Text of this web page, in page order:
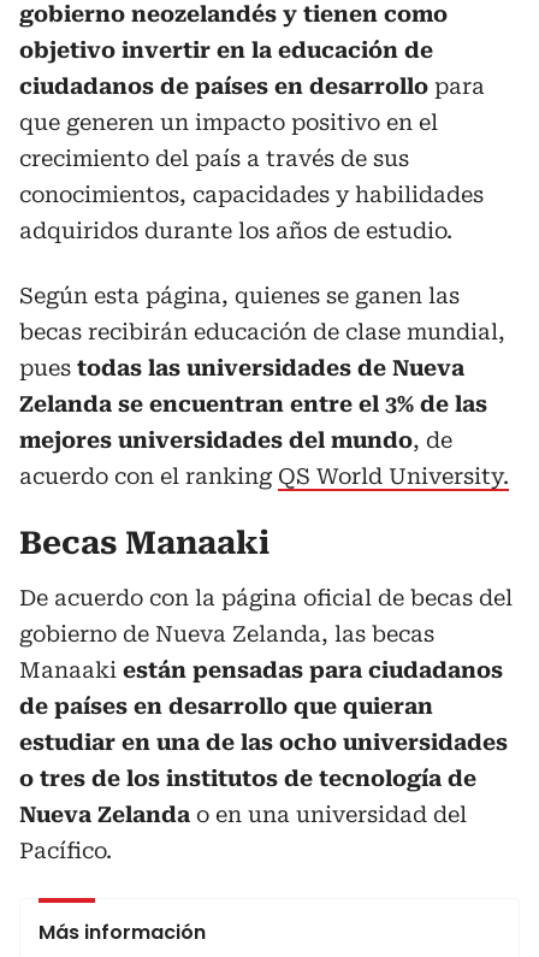
gobierno neozelandés y tienen como
objetivo invertir en la educación de
ciudadanos de países en desarrollo para
que generen un impacto positivo en el
crecimiento del país a través de sus
conocimientos, capacidades y habilidades
adquiridos durante los años de estudio.
Según esta página, quienes se ganen las
becas recibirán educación de clase mundial,
pues todas las universidades de Nueva
Zelanda se encuentran entre el 3% de las
mejores universidades del mundo, de
acuerdo con el ranking QS World University.
Becas Manaaki
De acuerdo con la página oficial de becas del
gobierno de Nueva Zelanda, las becas
Manaaki están pensadas para ciudadanos
de países en desarrollo que quieran
estudiar en una de las ocho universidades
o tres de los institutos de tecnología de
Nueva Zelanda o en una universidad del
Pacífico.
Más información